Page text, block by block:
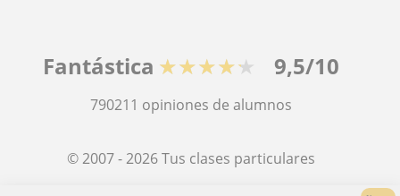
Fantástica ★★★★★ 9,5/10
790211 opiniones de alumnos
© 2007 - 2026 Tus clases particulares